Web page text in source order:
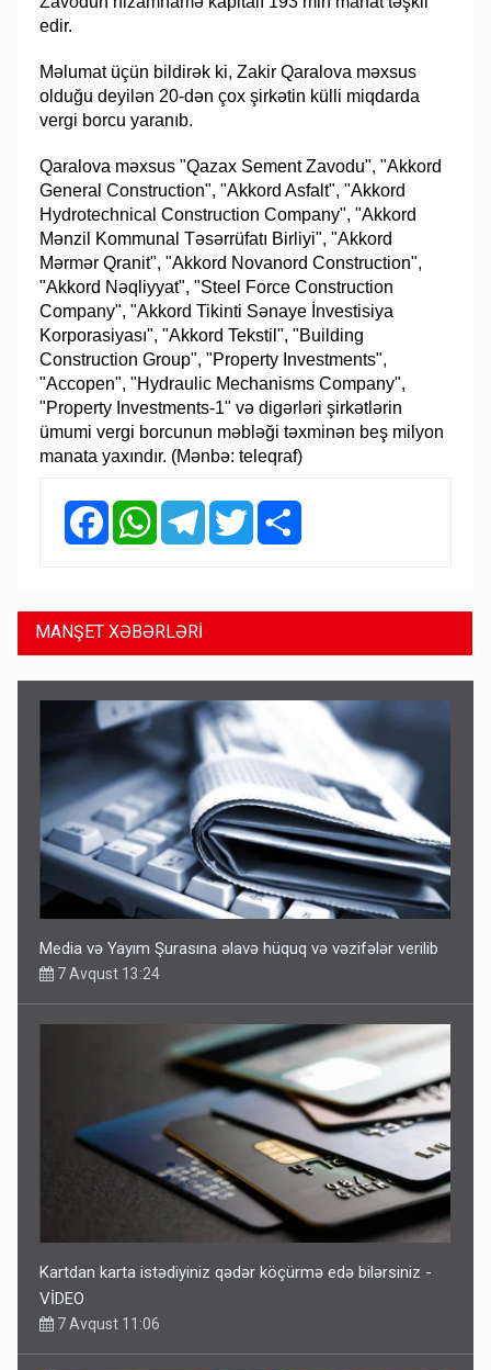
edir.
Məlumat üçün bildirək ki, Zakir Qaralova məxsus
olduğu deyilən 20-dən çox şirkətin külli miqdarda
vergi borcu yaranıb.
Qaralova məxsus "Qazax Sement Zavodu", "Akkord
General Construction", "Akkord Asfalt", "Akkord
Hydrotechnical Construction Company", "Akkord
Mənzil Kommunal Təsərrüfatı Birliyi", "Akkord
Mərmər Qranit", "Akkord Novanord Construction",
"Akkord Nəqliyyat", "Steel Force Construction
Company", "Akkord Tikinti Sənaye İnvestisiya
Korporasiyası", "Akkord Tekstil", "Building
Construction Group", "Property Investments",
"Accopen", "Hydraulic Mechanisms Company",
"Property Investments-1" və digərləri şirkətlərin
ümumi vergi borcunun məbləği təxminən beş milyon
manata yaxındır. (Mənbə: teleqraf)
FacebookWhatsAppTelegramTwitter
MANŞET XƏBƏRLƏRİ
Media və Yayım Şurasına əlavə hüquq və vəzifələr verilib
7 Avqust 13:24
Kartdan karta istədiyiniz qədər köçürmə edə bilərsiniz -
VİDEO
7 Avqust 11:06